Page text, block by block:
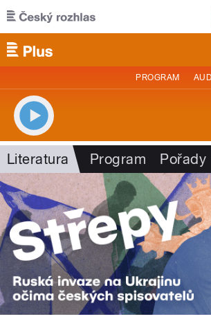
Přejít k hlavnímu obsahu
PROGRAM
Literatura Program Pořady